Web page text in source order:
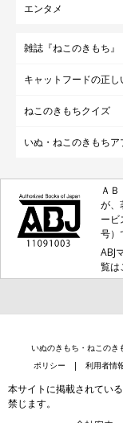
エンタメ
雑誌『ねこのきもち』
キャットフードの正し
ねこのきもちクイズ
いぬ・ねこのきもちア
Ａ
が、
ー
号）
ABJ
覧
いぬのきもち・ねこのき
ポリシー
利用者情
本サイトに掲載されてい
禁じます。